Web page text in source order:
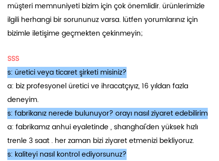
müşteri memnuniyeti bizim için çok önemlidir. ürünlerimizle
ilgili herhangi bir sorununuz varsa. lütfen yorumlarınız için
bizimle iletişime geçmekten çekinmeyin;
SSS
s: üretici veya ticaret şirketi misiniz?
a: biz profesyonel üretici ve ihracatçıyız, 16 yıldan fazla
deneyim.
s: fabrikanız nerede bulunuyor? orayı nasıl ziyaret edebilirim
a: fabrikamız anhui eyaletinde , shanghai'den yüksek hızlı
trenle 3 saat . her zaman bizi ziyaret etmenizi bekliyoruz.
s: kaliteyi nasıl kontrol ediyorsunuz?